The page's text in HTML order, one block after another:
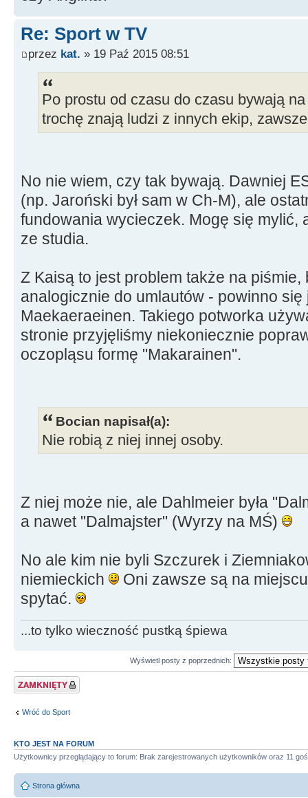
Re: Sport w TV
przez kat. » 19 Paź 2015 08:51
Po prostu od czasu do czasu bywają
trochę znają ludzi z innych ekip,
No nie wiem, czy tak bywają. Dawniej
(np. Jaroński był sam w Ch-M), ale
fundowania wycieczek. Mogę się mylić,
ze studia.
Z Kaisą to jest problem także na
analogicznie do umlautów - powinno
Maekaeraeinen. Takiego potworka
stronie przyjęliśmy niekoniecznie
oczopląsu formę "Makarainen".
Bocian napisał(a):
Nie robią z niej innej osoby.
Z niej może nie, ale Dahlmeier była
a nawet "Dalmajster" (Wyrzy na MŚ)
No ale kim nie byli Szczurek i
niemieckich
Oni zawsze są na
spytać.
...to tylko wieczność pustką śpiewa
Wyświetl posty z poprzednich:
Zablokowany temat
Wróć do Sport
KTO JEST NA FORUM
Użytkownicy przeglądający to forum: Brak zarejestrowanych użytkowników oraz 11
Strona główna